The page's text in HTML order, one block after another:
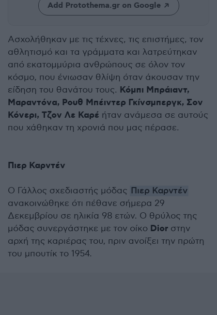
Add Protothema.gr on Google
Ασχολήθηκαν με τις τέχνες, τις επιστήμες, τον
αθλητισμό και τα γράμματα και λατρεύτηκαν
από εκατομμύρια ανθρώπους σε όλον τον
κόσμο, που ένιωσαν θλίψη όταν άκουσαν την
είδηση του θανάτου τους. Κόμπι Μπράιαντ,
Μαραντόνα, Ρουθ Μπέιντερ Γκίνσμπεργκ, Σον
Κόνερι, Τζον Λε Καρέ ήταν ανάμεσα σε αυτούς
που χάθηκαν τη χρονιά που μας πέρασε.
Πιερ Καρντέν
Ο Γάλλος σχεδιαστής μόδας Πιερ Καρντέν
ανακοινώθηκε ότι πέθανε σήμερα 29
Δεκεμβρίου σε ηλικία 98 ετών. Ο θρύλος της
μόδας συνεργάστηκε με τον οίκο Dior στην
αρχή της καριέρας του, πριν ανοίξει την πρώτη
του μπουτίκ το 1954.